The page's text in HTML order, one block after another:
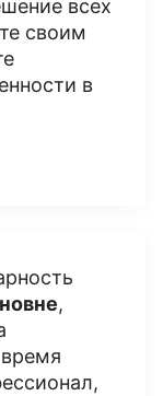
всех
своим
в
,